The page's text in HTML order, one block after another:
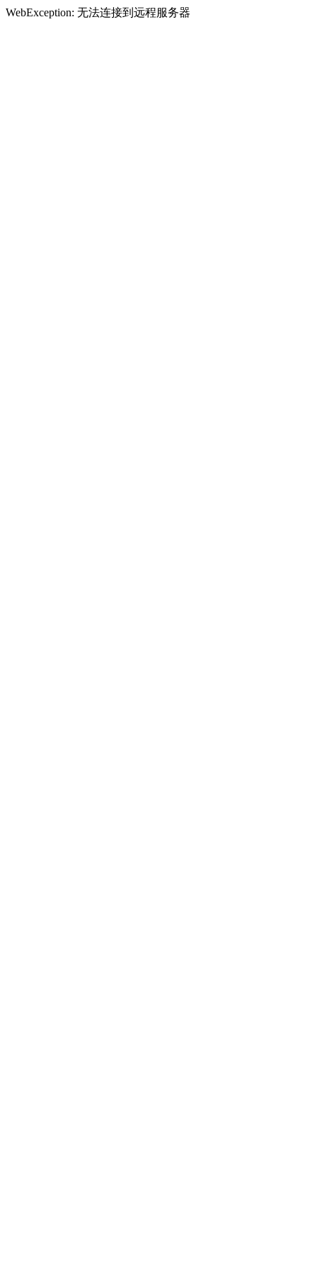
WebException: 无法连接到远程服务器